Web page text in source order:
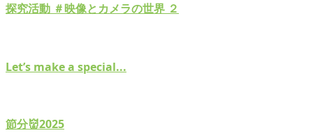
探究活動 ＃映像とカメラの世界 ２
Let’s make a special...
節分👹2025